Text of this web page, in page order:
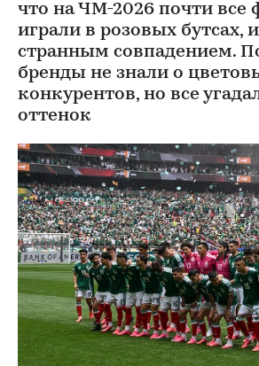
что на ЧМ-2026 почти все
играли в розовых бутсах,
странным совпадением.
бренды не знали о
конкурентов, но все
оттенок